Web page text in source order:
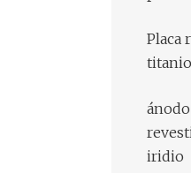
Placa
iridio